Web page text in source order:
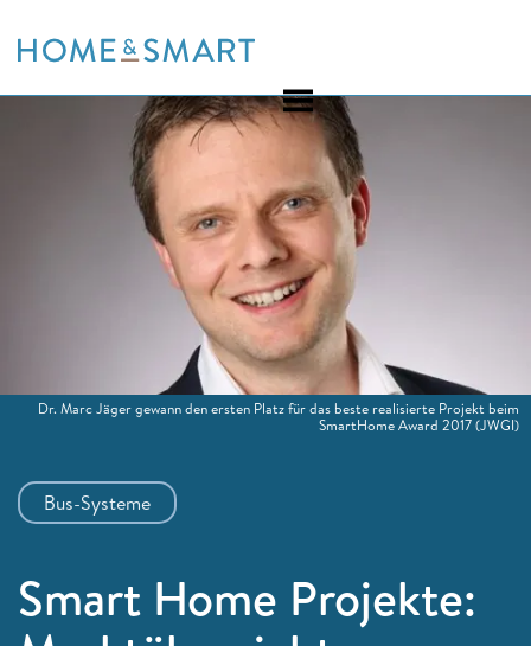
to
Bus-Systeme
Smart Home Projekte:
Dr. Marc Jäger gewann den ersten Platz für das beste realisierte Projekt beim
SmartHome Award 2017(JWGI)